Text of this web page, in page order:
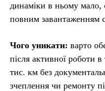
динаміки в ньому мало,
повним завантаженням
Чого уникати: варто
після активної роботи
тис. км без
зчеплення чи ремонту